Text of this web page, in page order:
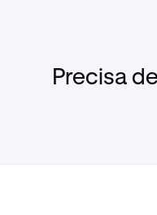
Precisa